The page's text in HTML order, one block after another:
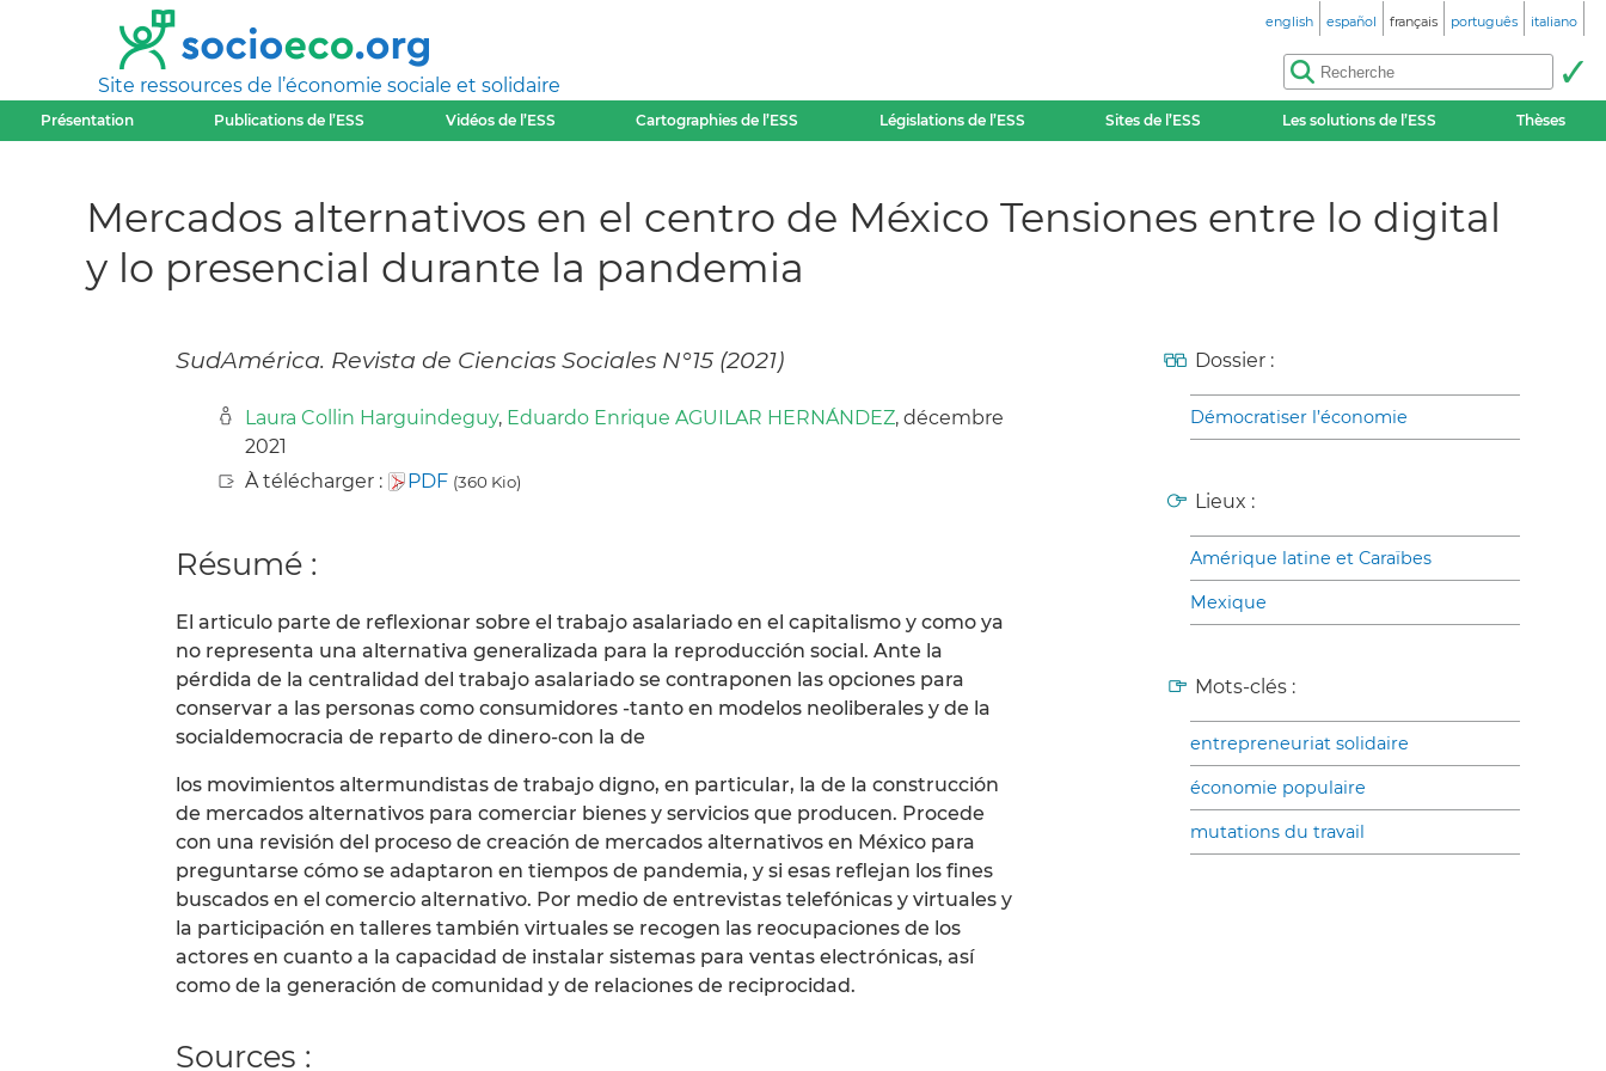
Site ressources de l’économie sociale et solidaire
english español français português italiano
Présentation Publications de l’ESS Vidéos de l’ESS Cartographies de l’ESS Législations de l’ESS Sites de l’ESS Les solutions de l’ESS Thèses
Mercados alternativos en el centro de México Tensiones entre lo digital
y lo presencial durante la pandemia
SudAmérica. Revista de Ciencias Sociales N°15 (2021)
Laura Collin Harguindeguy, Eduardo Enrique AGUILAR HERNÁNDEZ, décembre
2021
À télécharger :
PDF (360 Kio)
Résumé :
El articulo parte de reflexionar sobre el trabajo asalariado en el capitalismo y como ya
no representa una alternativa generalizada para la reproducción social. Ante la
pérdida de la centralidad del trabajo asalariado se contraponen las opciones para
conservar a las personas como consumidores -tanto en modelos neoliberales y de la
socialdemocracia de reparto de dinero-con la de
los movimientos altermundistas de trabajo digno, en particular, la de la construcción
de mercados alternativos para comerciar bienes y servicios que producen. Procede
con una revisión del proceso de creación de mercados alternativos en México para
preguntarse cómo se adaptaron en tiempos de pandemia, y si esas reflejan los fines
buscados en el comercio alternativo. Por medio de entrevistas telefónicas y virtuales y
la participación en talleres también virtuales se recogen las reocupaciones de los
actores en cuanto a la capacidad de instalar sistemas para ventas electrónicas, así
como de la generación de comunidad y de relaciones de reciprocidad.
Sources :
Dossier :
Démocratiser l’économie
Lieux :
Amérique latine et Caraïbes
Mexique
Mots-clés :
entrepreneuriat solidaire
économie populaire
mutations du travail